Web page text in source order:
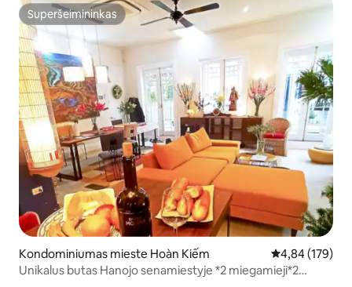
Superšeimininkas
Superšeimininkas
Kondominiumas mieste Hoàn Kiếm Vidutinis
4,84 (179)
Unikalus butas Hanojo senamiestyje *2 miegamieji*2